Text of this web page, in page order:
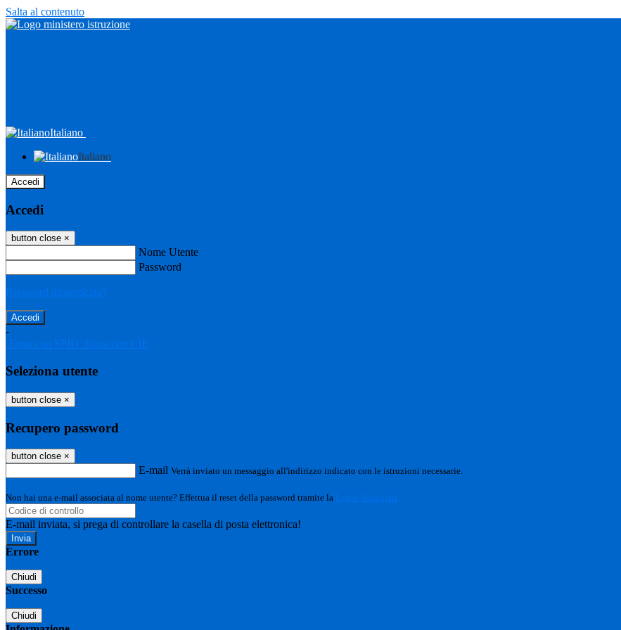
Salta al contenuto
Italiano
Italiano
Accedi
Accedi
button close ×
Nome Utente
Password
Password dimenticata?
-
Entra con SPID
Entra con CIE
Seleziona utente
button close ×
Recupero password
button close ×
E-mail Verrà inviato un messaggio all'indirizzo indicato con le istruzioni necessarie.
Non hai una e-mail associata al nome utente? Effettua il reset della password tramite la Login Spaggiari
E-mail inviata, si prega di controllare la casella di posta elettronica!
Errore
Chiudi
Successo
Chiudi